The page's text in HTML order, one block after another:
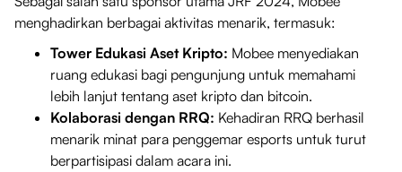
menghadirkan berbagai aktivitas menarik, termasuk:
Tower Edukasi Aset Kripto: Mobee menyediakan
ruang edukasi bagi pengunjung untuk memahami
lebih lanjut tentang aset kripto dan bitcoin.
Kolaborasi dengan RRQ: Kehadiran RRQ berhasil
menarik minat para penggemar esports untuk turut
berpartisipasi dalam acara ini.